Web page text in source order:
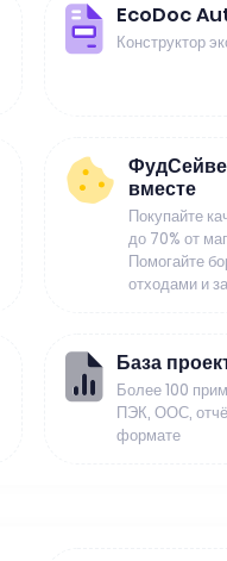
EcoDoc
Конструктор
вместе
Покупайте
до 70% от
Помогайте
отходами и
База
Более 100
ПЭК, ООС,
формате